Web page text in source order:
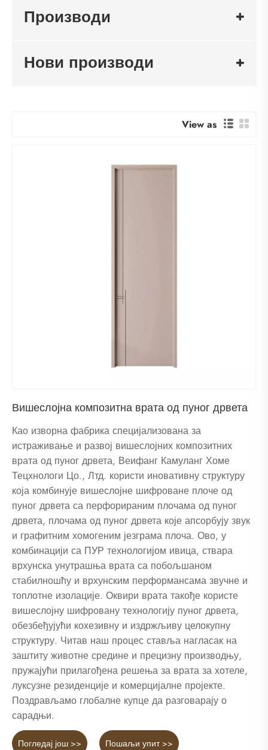
Производи
Нови производи
View as
Вишеслојна композитна врата од пуног дрвета
Као изворна фабрика специјализована за
истраживање и развој вишеслојних композитних
врата од пуног дрвета, Веифанг Камуланг Хоме
Тецхнологи Цо., Лтд. користи иновативну структуру
која комбинује вишеслојне шифроване плоче од
пуног дрвета са перфорираним плочама од пуног
дрвета, плочама од пуног дрвета које апсорбују звук
и графитним хомогеним језграма плоча. Ово, у
комбинацији са ПУР технологијом ивица, ствара
врхунска унутрашња врата са побољшаном
стабилношћу и врхунским перформансама звучне и
топлотне изолације. Оквири врата такође користе
вишеслојну шифровану технологију пуног дрвета,
обезбеђујући кохезивну и издржљиву целокупну
структуру. Читав наш процес ставља нагласак на
заштиту животне средине и прецизну производњу,
пружајући прилагођена решења за врата за хотеле,
луксузне резиденције и комерцијалне пројекте.
Поздрављамо глобалне купце да разговарају о
сарадњи.
Погледај још >> Пошаљи упит >>